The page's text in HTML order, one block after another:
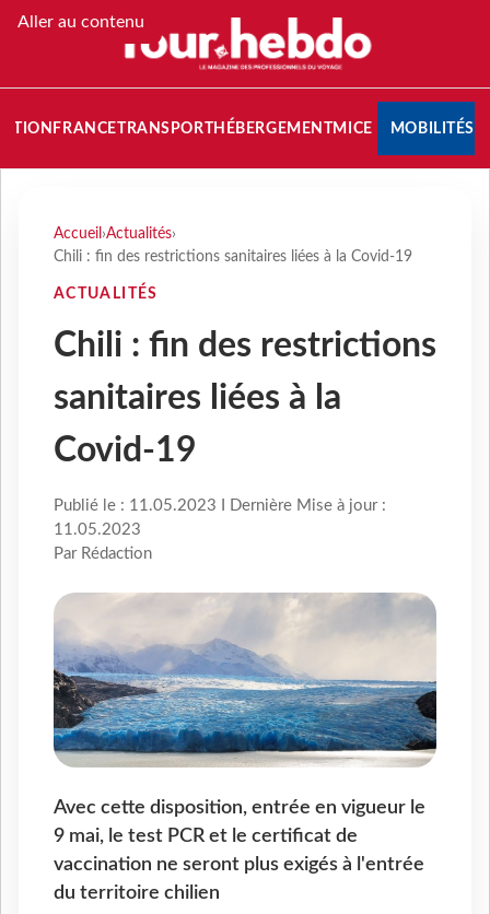
Aller au contenu
FRANCETRANSPORT HÉBERGEMENTMICE MOBILITÉS
Accueil ›Actualités›
Chili : fin des restrictions sanitaires liées à la Covid-19
ACTUALITÉS
Chili : fin des restrictions
sanitaires liées à la
Covid-19
Publié le : 11.05.2023 I Dernière Mise à jour :
11.05.2023
Par Rédaction
Avec cette disposition, entrée en vigueur le
9 mai, le test PCR et le certificat de
vaccination ne seront plus exigés à l'entrée
du territoire chilien